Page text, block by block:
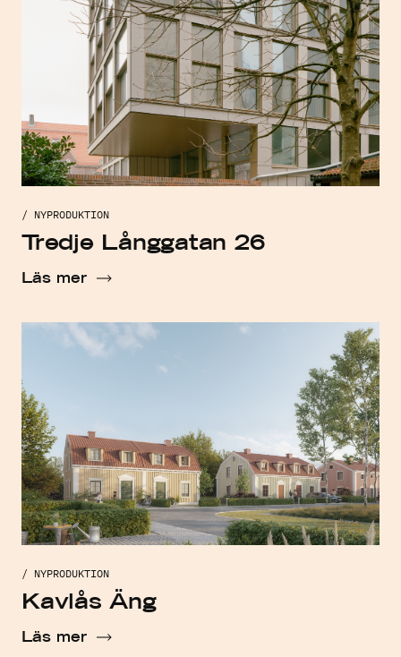
/ NYPRODUKTION
Tredje Långgatan 26
Läs mer
/ NYPRODUKTION
Kavlås Äng
Läs mer